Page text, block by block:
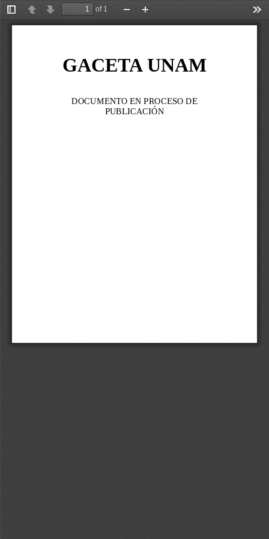
Toggle
Sidebar
PreviousNext
of 1
Zoom
Out
In
GACETA UNAM
DOCUMENTO EN PROCESO DE
PUBLICACIÓN